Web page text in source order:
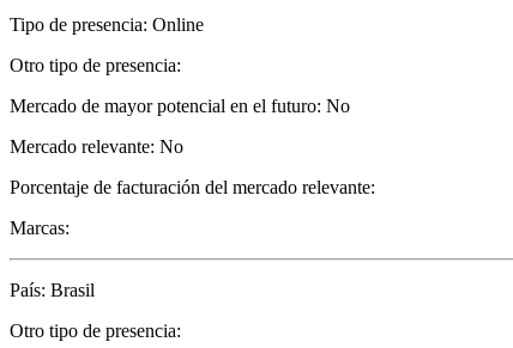
Tipo de presencia: Online
Otro tipo de presencia:
Mercado de mayor potencial en el futuro: No
Mercado relevante: No
Porcentaje de facturación del mercado relevante:
Marcas:
País: Brasil
Otro tipo de presencia: